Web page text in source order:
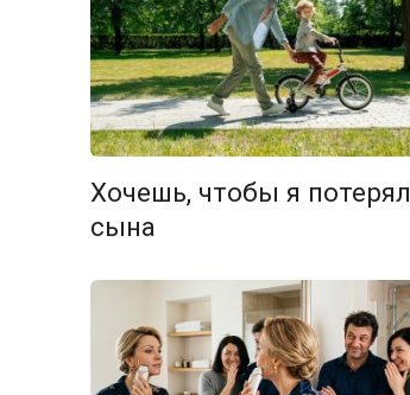
Хочешь, чтобы я потерял
сына